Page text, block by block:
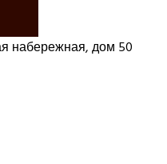
набережная, дом 50